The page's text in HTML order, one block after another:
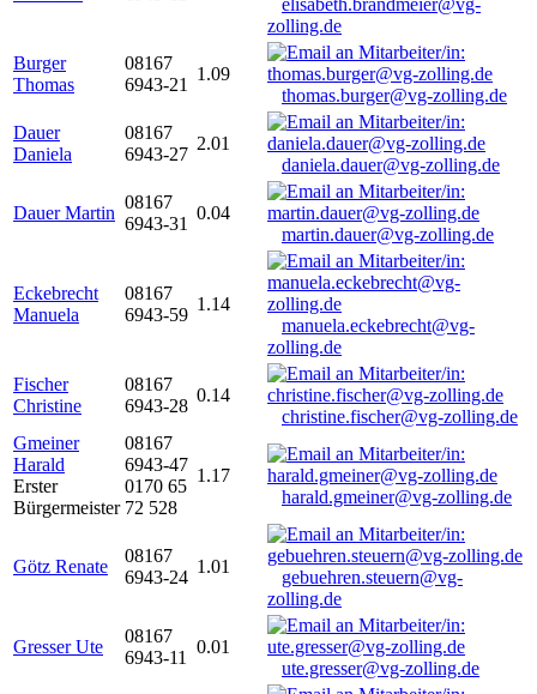
elisabeth.brandmeier@vg-
zolling.de
Burger
Thomas
08167
6943-21
1.09
thomas.burger@vg-zolling.de
Dauer
Daniela
08167
6943-27
2.01
daniela.dauer@vg-zolling.de
Dauer Martin
08167
6943-31
0.04
martin.dauer@vg-zolling.de
Eckebrecht
Manuela
08167
6943-59
1.14
manuela.eckebrecht@vg-
zolling.de
Fischer
Christine
08167
6943-28
0.14
christine.fischer@vg-zolling.de
Gmeiner
Harald
Erster
Bürgermeister
08167
6943-47
0170 65
72 528
1.17
harald.gmeiner@vg-zolling.de
Götz Renate
08167
6943-24
1.01
gebuehren.steuern@vg-
zolling.de
Gresser Ute
08167
6943-11
0.01
ute.gresser@vg-zolling.de